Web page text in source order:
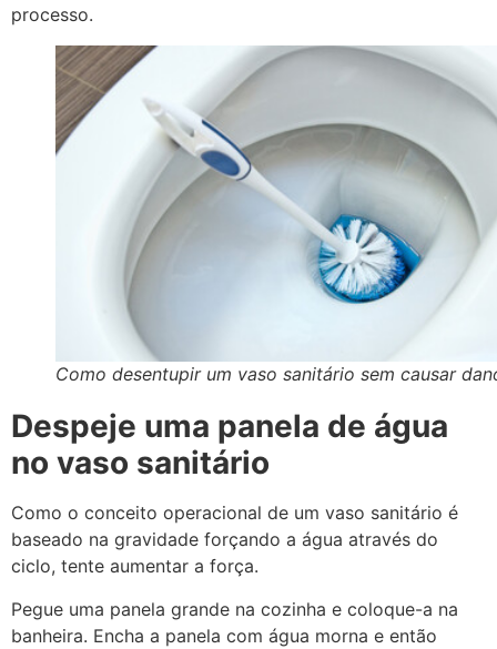
processo.
Como desentupir um vaso sanitário sem causar
Despeje uma panela de água
no vaso sanitário
Como o conceito operacional de um vaso sanitário é
baseado na gravidade forçando a água através do
ciclo, tente aumentar a força.
Pegue uma panela grande na cozinha e coloque-a na
banheira. Encha a panela com água morna e então